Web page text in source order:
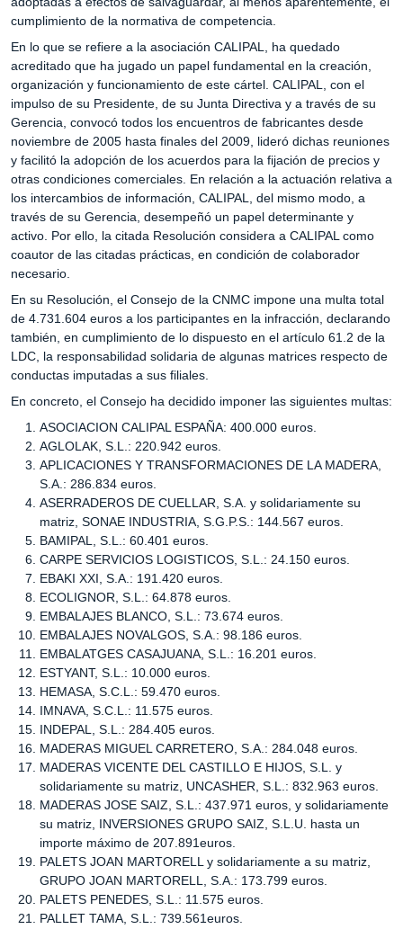
cumplimiento de la normativa de competencia.
En lo que se refiere a la asociación CALIPAL, ha quedado
acreditado que ha jugado un papel fundamental en la creación,
organización y funcionamiento de este cártel. CALIPAL, con el
impulso de su Presidente, de su Junta Directiva y a través de su
Gerencia, convocó todos los encuentros de fabricantes desde
noviembre de 2005 hasta finales del 2009, lideró dichas reuniones
y facilitó la adopción de los acuerdos para la fijación de precios y
otras condiciones comerciales. En relación a la actuación relativa a
los intercambios de información, CALIPAL, del mismo modo, a
través de su Gerencia, desempeñó un papel determinante y
activo. Por ello, la citada Resolución considera a CALIPAL como
coautor de las citadas prácticas, en condición de colaborador
necesario.
En su Resolución, el Consejo de la CNMC impone una multa total
de 4.731.604 euros a los participantes en la infracción, declarando
también, en cumplimiento de lo dispuesto en el artículo 61.2 de la
LDC, la responsabilidad solidaria de algunas matrices respecto de
conductas imputadas a sus filiales.
En concreto, el Consejo ha decidido imponer las siguientes multas:
ASOCIACION CALIPAL ESPAÑA: 400.000 euros.
AGLOLAK, S.L.: 220.942 euros.
APLICACIONES Y TRANSFORMACIONES DE LA MADERA,
S.A.: 286.834 euros.
ASERRADEROS DE CUELLAR, S.A. y solidariamente su
matriz, SONAE INDUSTRIA, S.G.P.S.: 144.567 euros.
BAMIPAL, S.L.: 60.401 euros.
CARPE SERVICIOS LOGISTICOS, S.L.: 24.150 euros.
EBAKI XXI, S.A.: 191.420 euros.
ECOLIGNOR, S.L.: 64.878 euros.
EMBALAJES BLANCO, S.L.: 73.674 euros.
EMBALAJES NOVALGOS, S.A.: 98.186 euros.
EMBALATGES CASAJUANA, S.L.: 16.201 euros.
ESTYANT, S.L.: 10.000 euros.
HEMASA, S.C.L.: 59.470 euros.
IMNAVA, S.C.L.: 11.575 euros.
INDEPAL, S.L.: 284.405 euros.
MADERAS MIGUEL CARRETERO, S.A.: 284.048 euros.
MADERAS VICENTE DEL CASTILLO E HIJOS, S.L. y
solidariamente su matriz, UNCASHER, S.L.: 832.963 euros.
MADERAS JOSE SAIZ, S.L.: 437.971 euros, y solidariamente
su matriz, INVERSIONES GRUPO SAIZ, S.L.U. hasta un
importe máximo de 207.891euros.
PALETS JOAN MARTORELL y solidariamente a su matriz,
GRUPO JOAN MARTORELL, S.A.: 173.799 euros.
PALETS PENEDES, S.L.: 11.575 euros.
PALLET TAMA, S.L.: 739.561euros.